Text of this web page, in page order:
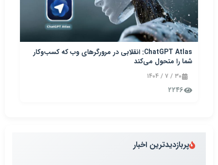
ChatGPT Atlas: انقلابی در مرورگرهای وب که کسب‌وکار
شما را متحول می‌کند
۳۰ / ۷ / ۱۴۰۴
۲۲۴۶
پربازدیدترین اخبار